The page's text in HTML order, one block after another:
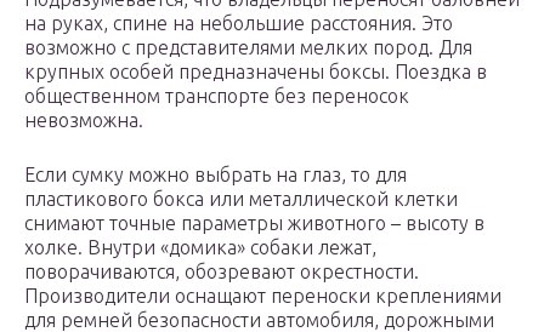
на руках, спине на небольшие расстояния. Это
возможно с представителями мелких пород. Для
крупных особей предназначены боксы. Поездка в
общественном транспорте без переносок
невозможна.
Если сумку можно выбрать на глаз, то для
пластикового бокса или металлической клетки
снимают точные параметры животного – высоту в
холке. Внутри «домика» собаки лежат,
поворачиваются, обозревают окрестности.
Производители оснащают переноски креплениями
для ремней безопасности автомобиля, дорожными